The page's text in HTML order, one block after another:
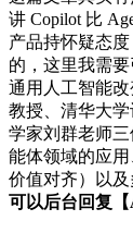
讲 Copilot 比
产品持怀疑态
的，这里我需
通用人工智能
教授、清华大
学家刘群老师
能体领域的应用
价值对齐）以及
可以后台回复